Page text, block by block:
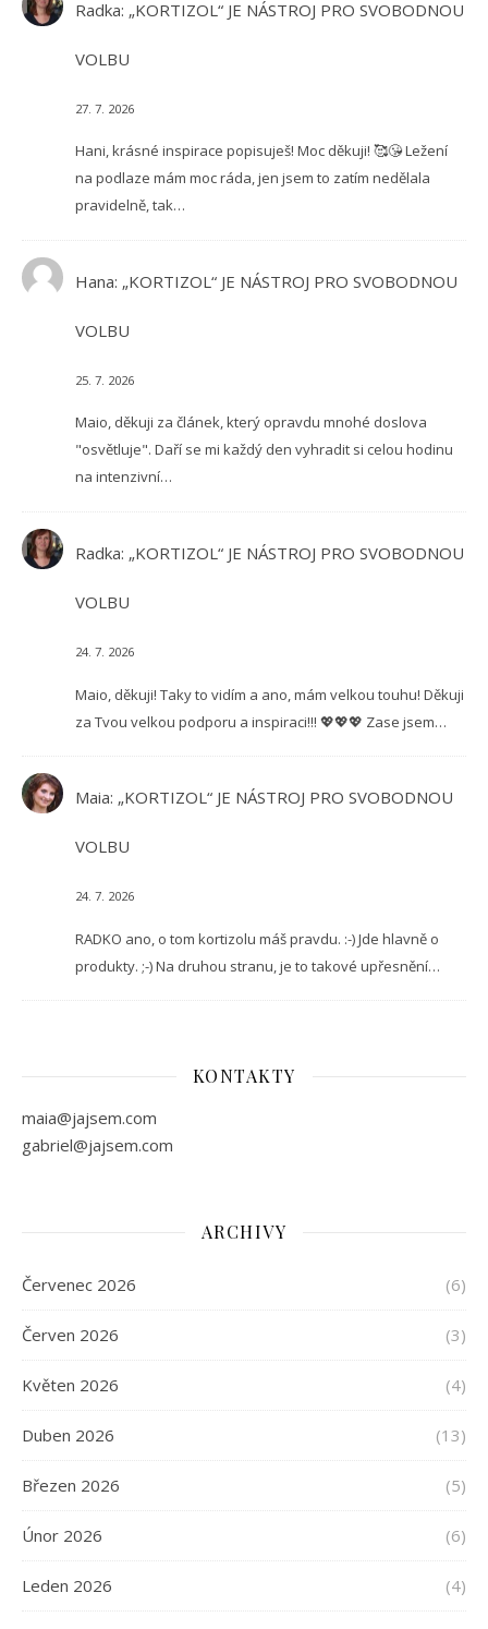
Radka: „KORTIZOL“ JE NÁSTROJ PRO SVOBODNOU
VOLBU
27. 7. 2026
Hani, krásné inspirace popisuješ! Moc děkuji! 🥰😘 Ležení
na podlaze mám moc ráda, jen jsem to zatím nedělala
pravidelně, tak…
Hana: „KORTIZOL“ JE NÁSTROJ PRO SVOBODNOU
VOLBU
25. 7. 2026
Maio, děkuji za článek, který opravdu mnohé doslova
"osvětluje". Daří se mi každý den vyhradit si celou hodinu
na intenzivní…
Radka: „KORTIZOL“ JE NÁSTROJ PRO SVOBODNOU
VOLBU
24. 7. 2026
Maio, děkuji! Taky to vidím a ano, mám velkou touhu! Děkuji
za Tvou velkou podporu a inspiraci!!! 💖💖💖 Zase jsem…
Maia: „KORTIZOL“ JE NÁSTROJ PRO SVOBODNOU
VOLBU
24. 7. 2026
RADKO ano, o tom kortizolu máš pravdu. :-) Jde hlavně o
produkty. ;-) Na druhou stranu, je to takové upřesnění…
KONTAKTY
maia@jajsem.com
gabriel@jajsem.com
ARCHIVY
Červenec 2026 (6)
Červen 2026 (3)
Květen 2026 (4)
Duben 2026 (13)
Březen 2026 (5)
Únor 2026 (6)
Leden 2026 (4)